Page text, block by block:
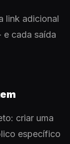
link adicional
e cada saída
criar uma
específico